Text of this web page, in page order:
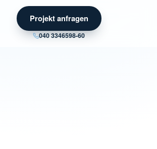
Projekt anfragen
040 3346598-60